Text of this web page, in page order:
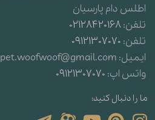
اطلس دام پارسیان
تلفن:02128420168
تلفن: 09121307070
ایمیل: pet.woofwoof@gmail.com
واتس اپ: 09121307070
ما را دنبال کنید: